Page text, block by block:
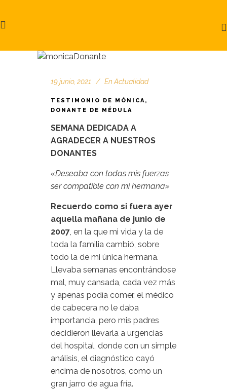
19 junio, 2021 En Actualidad
TESTIMONIO DE MÓNICA,
DONANTE DE MÉDULA
SEMANA DEDICADA A
AGRADECER A NUESTROS
DONANTES
«Deseaba con todas mis fuerzas
ser compatible con mi hermana»
Recuerdo como si fuera ayer
aquella mañana de junio de
2007, en la que mi vida y la de
toda la familia cambió, sobre
todo la de mi única hermana.
Llevaba semanas encontrándose
mal, muy cansada, cada vez más
y apenas podía comer, el médico
de cabecera no le daba
importancia, pero mis padres
decidieron llevarla a urgencias
del hospital, donde con un simple
análisis, el diagnóstico cayó
encima de nosotros, como un
gran jarro de agua fría.